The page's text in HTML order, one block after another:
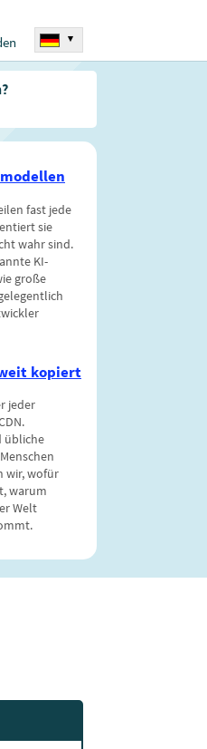
▾
fast jede
sie
wahr sind.
KI-
große
kopiert
jeder
übliche
wir, wofür
warum
Welt